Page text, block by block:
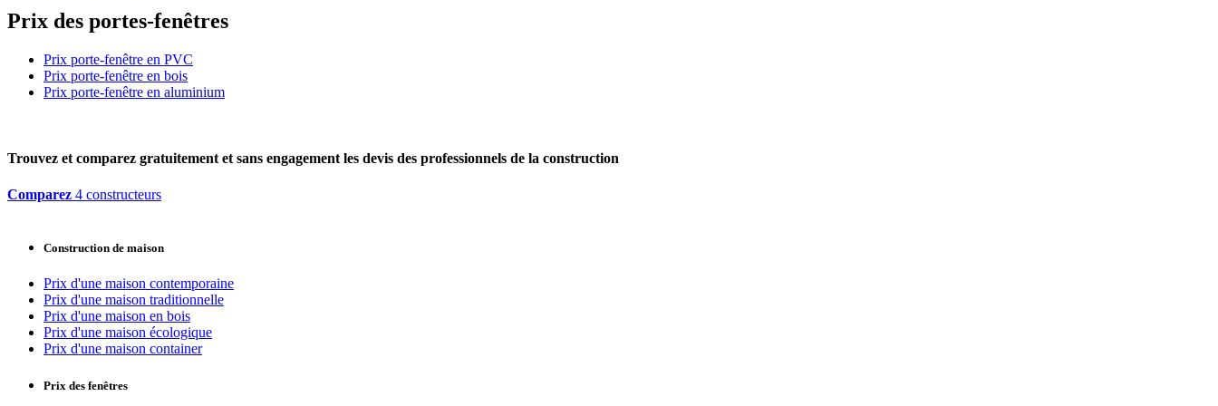
Prix des portes-fenêtres
Prix porte-fenêtre en PVC
Prix porte-fenêtre en bois
Prix porte-fenêtre en aluminium
Trouvez et comparez gratuitement et sans engagement les devis des professionnels de la construction
Comparez 4 constructeurs
Construction de maison
Prix d'une maison contemporaine
Prix d'une maison traditionnelle
Prix d'une maison en bois
Prix d'une maison écologique
Prix d'une maison container
Prix des fenêtres